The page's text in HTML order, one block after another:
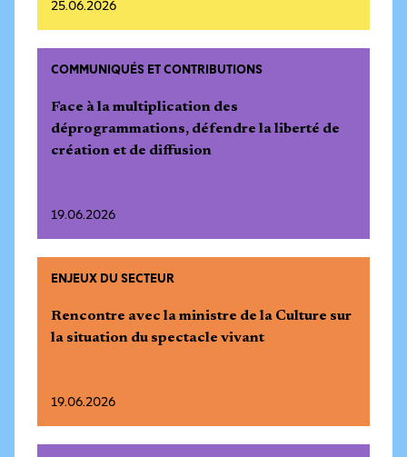
25.06.2026
COMMUNIQUÉS ET CONTRIBUTIONS
Face à la multiplication des
déprogrammations, défendre la liberté de
création et de diffusion
19.06.2026
ENJEUX DU SECTEUR
Rencontre avec la ministre de la Culture sur
la situation du spectacle vivant
19.06.2026